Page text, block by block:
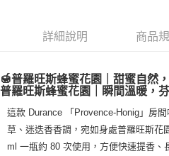
ATM付款
運送方式
全家取貨付款
每筆NT$80，滿NT$999(含以上)免
全家純取貨 (先付款
詳細說明 商品
🍯普羅旺斯蜂蜜花園｜甜蜜自然
普羅旺斯蜂蜜花園｜瞬間溫暖，
這款 Durance 「Provence-Honig」房
草、迷迭香香調，宛如身處普羅旺斯花
ml 一瓶約 80 次使用，方便快速提香、